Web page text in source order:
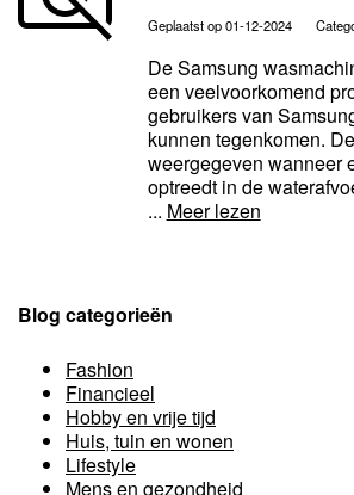
Geplaatst op 01-12-2024
De Samsung
een veelvoorkomend
gebruikers van
kunnen tegenkomen.
weergegeven wanneer
optreedt in de
... Meer lezen
Blog categorieën
Fashion
Financieel
Hobby en vrije tijd
Huis, tuin en wonen
Lifestyle
Mens en gezondheid